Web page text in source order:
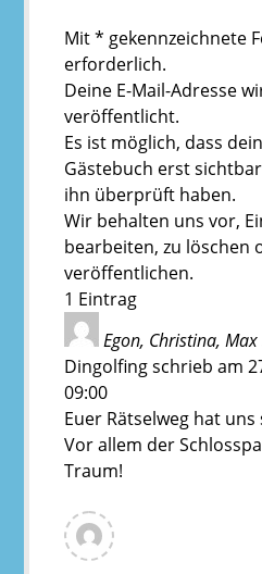
Mit * gekennzeichnete
erforderlich.
Deine E-Mail-Adresse
veröffentlicht.
Es ist möglich, dass
Gästebuch erst
ihn überprüft haben.
Wir behalten uns vor,
bearbeiten, zu löschen
veröffentlichen.
1 Eintrag
Egon, Christina, Max
Dingolfing schrieb am
09:00
Euer Rätselweg hat
Vor allem der
Traum!
View
all
posts